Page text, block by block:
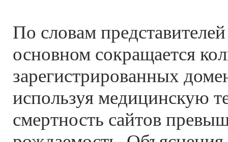
По словам
основном сокращается
зарегистрированных
используя медицинскую
смертность сайтов